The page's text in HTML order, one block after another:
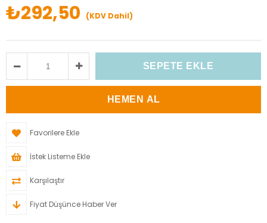
₺292,50 (KDV Dahil)
Favorilere Ekle
İstek Listeme Ekle
Karşılaştır
Fiyat Düşünce Haber Ver